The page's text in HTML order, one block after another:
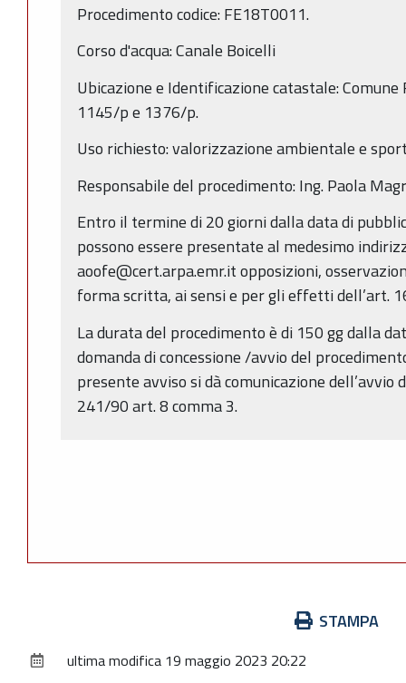
Procedimento codice: FE18T0011.
Corso d'acqua: Canale Boicelli
Ubicazione e Identificazione catastale:
1145/p e 1376/p.
Uso richiesto: valorizzazione ambientale e
Responsabile del procedimento: Ing. Paola
Entro il termine di 20 giorni dalla data di
possono essere presentate al medesimo
aoofe@cert.arpa.emr.it opposizioni,
forma scritta, ai sensi e per gli effetti dell’art.
La durata del procedimento è di 150 gg dalla
domanda di concessione /avvio del
presente avviso si dà comunicazione dell’avvio
241/90 art. 8 comma 3.
documento
STAMPA
ultima modifica 19 maggio 2023 20:22